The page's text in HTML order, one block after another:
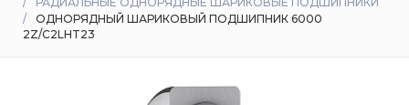
Контакты
ОДНОРЯДНЫЙ ШАРИКОВЫЙ ПОДШИПНИК 6000
2Z/C2LHT23